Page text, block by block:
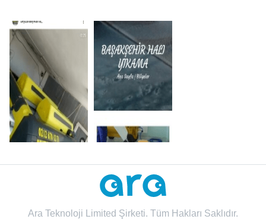
Ara Teknoloji Limited Şirketi. Tüm Hakları Saklıdır.